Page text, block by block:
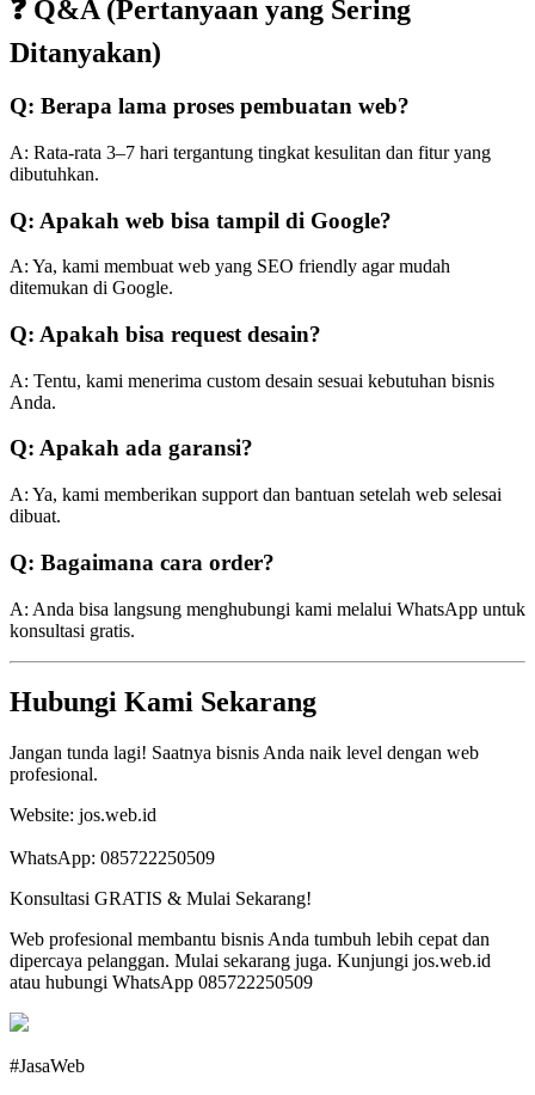
❓ Q&A (Pertanyaan yang Sering
Ditanyakan)
Q: Berapa lama proses pembuatan web?
A: Rata-rata 3–7 hari tergantung tingkat kesulitan dan fitur yang
dibutuhkan.
Q: Apakah web bisa tampil di Google?
A: Ya, kami membuat web yang SEO friendly agar mudah
ditemukan di Google.
Q: Apakah bisa request desain?
A: Tentu, kami menerima custom desain sesuai kebutuhan bisnis
Anda.
Q: Apakah ada garansi?
A: Ya, kami memberikan support dan bantuan setelah web selesai
dibuat.
Q: Bagaimana cara order?
A: Anda bisa langsung menghubungi kami melalui WhatsApp untuk
konsultasi gratis.
Hubungi Kami Sekarang
Jangan tunda lagi! Saatnya bisnis Anda naik level dengan web
profesional.
Website: jos.web.id
WhatsApp: 085722250509
Konsultasi GRATIS & Mulai Sekarang!
Web profesional membantu bisnis Anda tumbuh lebih cepat dan
dipercaya pelanggan. Mulai sekarang juga. Kunjungi jos.web.id
atau hubungi WhatsApp 085722250509
#JasaWeb